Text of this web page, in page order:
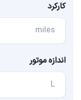
کارکرد
miles
اندازه موتور
L